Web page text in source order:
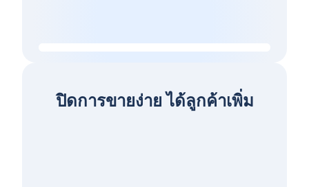
ปิดการขายง่าย ได้ลูกค้าเพิ่ม